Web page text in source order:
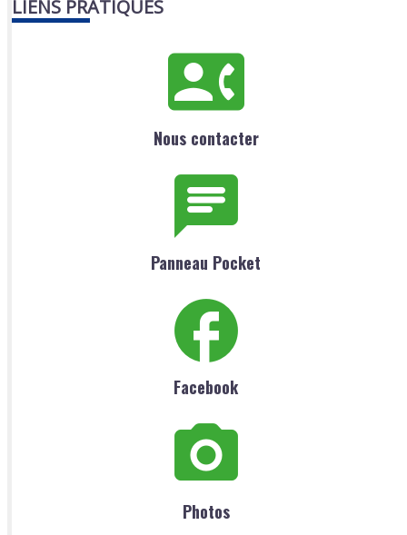
LIENS PRATIQUES
Nous contacter
Panneau Pocket
Facebook
Photos